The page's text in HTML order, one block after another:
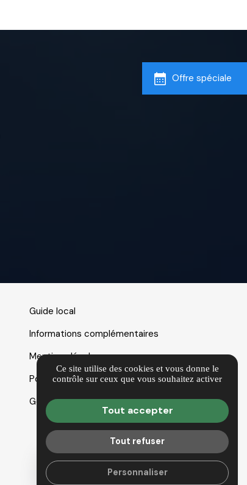
Offre spéciale
TÉMOIGNAGES CLIENTS
Guide local
Informations complémentaires
Mentions légales
Politique de confidentialité
Gestion des cookies
Ce site utilise des cookies et vous donne le
contrôle sur ceux que vous souhaitez activer
Tout accepter
Tout refuser
Personnaliser